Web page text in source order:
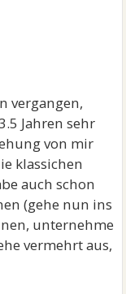
vergangen,
Jahren sehr
von mir
klassichen
auch schon
(gehe nun ins
unternehme
vermehrt aus,